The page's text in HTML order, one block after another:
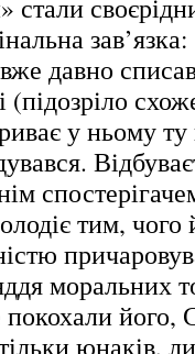
стали
давно
у ньому
тим, чого
моральних
його,
юнаків,